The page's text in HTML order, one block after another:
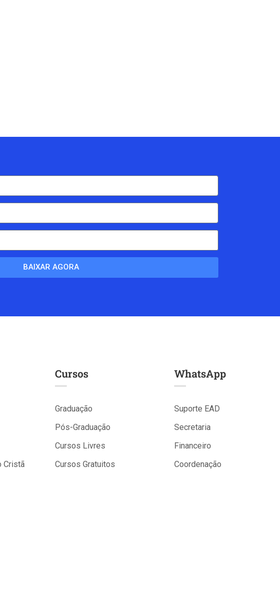
BAIXAR AGORA
Cristã
Cursos
Graduação
Pós-Graduação
Cursos Livres
Cursos Gratuitos
WhatsApp
Suporte EAD
Secretaria
Financeiro
Coordenação